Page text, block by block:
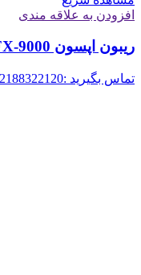
افزودن به علاقه مندی
ریبون اپسون DFX-9000
تماس بگیرید :02188322120